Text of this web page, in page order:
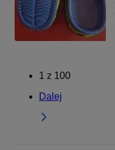
1 z 100
Dalej